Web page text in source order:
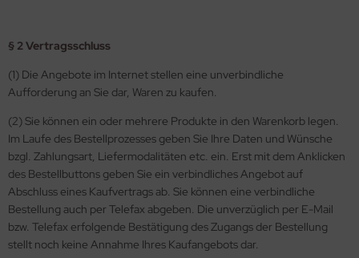
§ 2 Vertragsschluss
(1) Die Angebote im Internet stellen eine unverbindliche
Aufforderung an Sie dar, Waren zu kaufen.
(2) Sie können ein oder mehrere Produkte in den Warenkorb legen.
Im Laufe des Bestellprozesses geben Sie Ihre Daten und Wünsche
bzgl. Zahlungsart, Liefermodalitäten etc. ein. Erst mit dem Anklicken
des Bestellbuttons geben Sie ein verbindliches Angebot auf
Abschluss eines Kaufvertrags ab. Sie können eine verbindliche
Bestellung auch per Telefax abgeben. Die unverzüglich per E-Mail
bzw. Telefax erfolgende Bestätigung des Zugangs der Bestellung
stellt noch keine Annahme Ihres Kaufangebots dar.